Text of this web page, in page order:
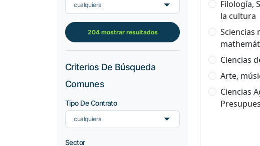
cualquiera
204 mostrar resultados
Criterios De Búsqueda
Comunes
Tipo De Contrato
cualquiera
Sector
Filología,
la cultura
Sciencias
Ciencias
Arte,
Ciencias